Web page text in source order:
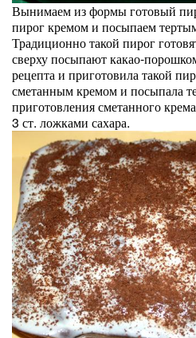
Вынимаем из формы готовый
пирог кремом и посыпаем
Традиционно такой пирог
сверху посыпают какао-
рецепта и приготовила такой
сметанным кремом и посыпала
приготовления сметанного
3 ст. ложками сахара.